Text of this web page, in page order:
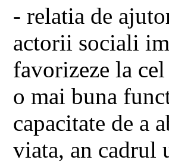
- relatia de
actorii sociali
favorizeze la
o mai buna
capacitate de a
viata, an cadrul